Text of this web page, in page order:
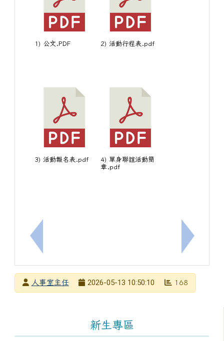
上一筆：函轉臺南市法式滾球聯盟辦理「第三屆臺
1) 公文.PDF 2) 活動行程表.pdf
3) 活動報名表.pdf
4) 單身聯誼活動簡
章.pdf
下一筆：
發布者人事室主任
2026-05-13 10:50:10 168
新生專區